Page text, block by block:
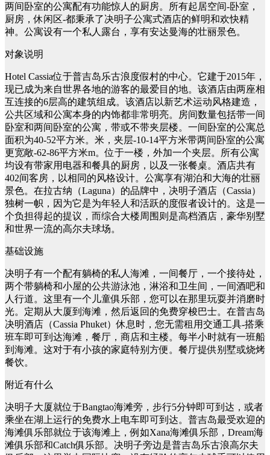
两间卧室的公寓配有功能惊人的厨房。所有起居空间-卧室，
厨房，休闲区-都秉承了决明子公寓式酒店的鲜明和欢快精
神。公寓设有一个私人露台，享有安达曼海的壮丽景色。
对象说明
Hotel Cassia位于普吉岛乐古浪度假村的中心。它建于2015年，
现已成为来自世界各地的游客的最爱目的地。该酒店由两座相
互连接的6层高的建筑组成。该酒店以新艺术运动风格建造，
公共区域和公寓本身的内饰都非常明亮。房间数量包括带一间
卧室和两间卧室的公寓，带或不带夹层楼。一间卧室的公寓总
面积为40-52平方米。米，夹层-10-14平方米带两间卧室的公寓
更宽敞-62-86平方米m。位于一楼，外加一个夹层。所有公寓
均设有带家用电器和餐具的厨房，以及一张餐桌。酒店共有
402间客房，以相同的风格设计。公寓享有湖泊和大海的壮丽
景色。在拉古纳（Laguna）的品牌中，决明子酒店（Cassia）
独树一帜，因为它是为年轻人和活跃的度假者设计的。这是一
个负担得起的提议，而综合大楼周围则是高档酒店，豪华别墅
和世界一流的高尔夫球场。
基础设施
决明子有一个配有躺椅的私人海滩，一间餐厅，一个接待处，
两个带躺椅和小屋的公共游泳池，淋浴和卫生间，一间酒吧和
人行道。这里有一个儿童俱乐部，您可以在那里玩耍并消磨时
光。定期从大厦到海滩，然后返回的免费穿梭巴士。在普吉岛
决明酒店（Cassia Phuket）休息时，您无需租用交通工具-搭乘
班车即可到达海滩，餐厅，商店和主楼。每半小时就有一班船
到海滩。这对于有小孩的家庭特别方便。餐厅提供别墅或烧烤
餐饮。
附近有什么
决明子大厦就位于Bangtao海滩旁，步行5分钟即可到达，或者
乘坐在湖上运行的免费水上电车即可到达。普吉岛最受欢迎的
海滩俱乐部就位于该海滩上，例如Xana海滩俱乐部，Dream海
滩俱乐部和Catch俱乐部。决明子旁边是普吉岛乐古浪高尔夫